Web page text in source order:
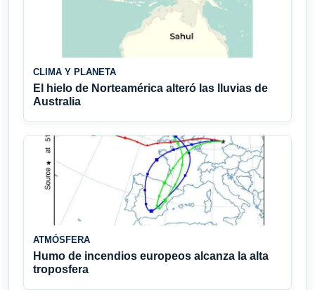
CLIMA Y PLANETA
El hielo de Norteamérica alteró las lluvias de
Australia
ATMÓSFERA
Humo de incendios europeos alcanza la alta
troposfera